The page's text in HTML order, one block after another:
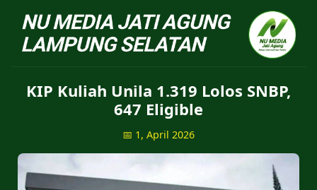
NU Jatiagung - Situs
KIP Kuliah Unila 1.319 Lolos SNBP,
647 Eligible
📅 1, April 2026